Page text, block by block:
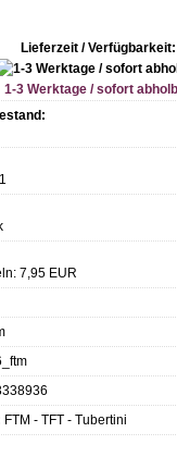
Lieferzeit / Verfügbarkeit:
1-3 Werktage / sofort
7,95 EUR
FTM - TFT - Tubertini